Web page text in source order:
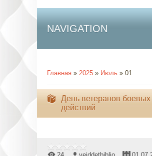
NAVIGATION
Главная » 2025 » Июль » 01
День ветеранов боевых
действий